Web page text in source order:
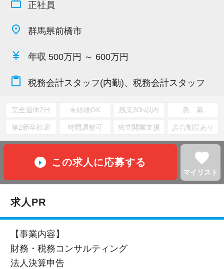
work_outline 正社員
place 群馬県前橋市
currency_yen 年収 500万円 ～ 600万円
content_paste 税務会計スタッフ(内勤)、税務会計スタッフ
完全週休2日 未経験OK 残業30h以内 急 募
第2新卒歓迎 時間調整可 独立開業支援 歩合制度あり
この求人に応募する favorite
マイリスト
求人PR
【事業内容】
財務・税務コンサルティング
法人決算申告